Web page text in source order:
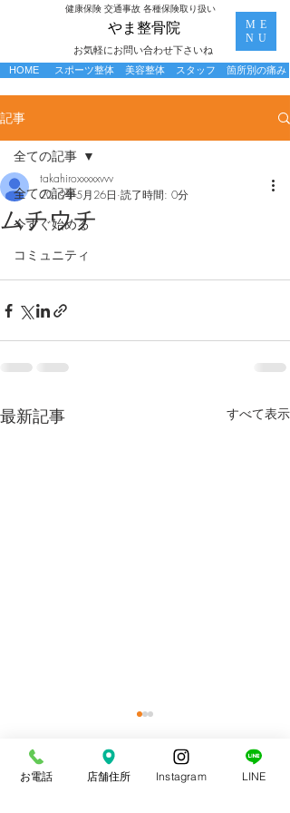
お気軽にお問い合わせ下さいね
​やま整骨院
​健康保険 交通事故 各種保険取り扱い
ME
NU
スポーツ整体 美容整体 箇所別の痛み
HOME スタッフ
記事
全ての記事
今すぐ始める
コミュニティ
全ての記事
ムチウチ
takahiroxxxxxvvv
2019年5月26日 読了時間: 0分
最新記事 すべて表示
コメント
お電話 店舗住所 Instagram LINE